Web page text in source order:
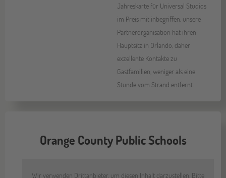
Jahreskarte für Universal Studios
im Preis mit inbegriffen, unsere
Partnerorganisation hat ihren
Hauptsitz in Orlando, daher
exzellente Kontakte zu
Gastfamilien, weniger als eine
Stunde vom Strand entfernt.
Orange County Public Schools
Wir verwenden Drittanbieter, um diesen Inhalt darzustellen. Bitte